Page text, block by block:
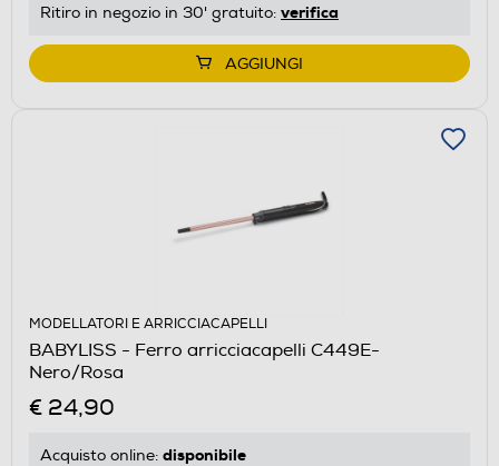
Ritiro in negozio in 30' gratuito: verifica
AGGIUNGI
MODELLATORI E ARRICCIACAPELLI
BABYLISS - Ferro arricciacapelli C449E-
Nero/Rosa
€ 24,90
Acquisto online: disponibile